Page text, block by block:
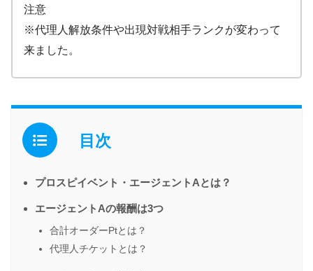
注意
※代理人解放条件や出現対戦相手ランクが変わって
来ました。
目次
プロスピイベント・エージェントAとは？
エージェントAの報酬は3つ
合計オーダーPtとは？
代理人チケットとは？